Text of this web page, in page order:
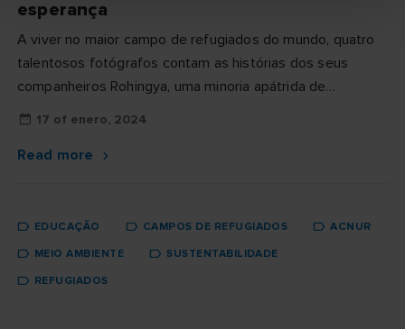
esperança
A viver no maior campo de refugiados do mundo, quatro
talentosos fotógrafos contam as histórias dos seus
companheiros Rohingya, uma minoria apátrida de
Myanmar.
17 of enero, 2024
Read more
EDUCAÇÃO CAMPOS DE REFUGIADOS
ACNUR
MEIO AMBIENTE
SUSTENTABILIDADE
REFUGIADOS